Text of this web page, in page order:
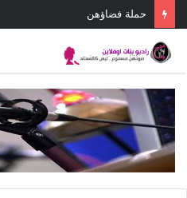
يوم واحد نضال واحد